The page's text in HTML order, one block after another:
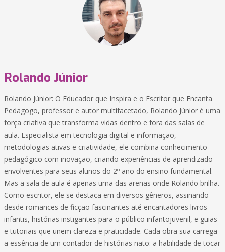
Rolando Júnior
Rolando Júnior: O Educador que Inspira e o Escritor que Encanta
Pedagogo, professor e autor multifacetado, Rolando Júnior é uma
força criativa que transforma vidas dentro e fora das salas de
aula. Especialista em tecnologia digital e informação,
metodologias ativas e criatividade, ele combina conhecimento
pedagógico com inovação, criando experiências de aprendizado
envolventes para seus alunos do 2º ano do ensino fundamental.
Mas a sala de aula é apenas uma das arenas onde Rolando brilha.
Como escritor, ele se destaca em diversos gêneros, assinando
desde romances de ficção fascinantes até encantadores livros
infantis, histórias instigantes para o público infantojuvenil, e guias
e tutoriais que unem clareza e praticidade. Cada obra sua carrega
a essência de um contador de histórias nato: a habilidade de tocar